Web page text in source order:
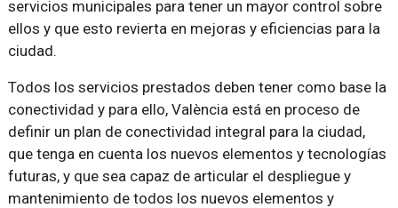
servicios municipales para tener un mayor control sobre
ellos y que esto revierta en mejoras y eficiencias para la
ciudad.
Todos los servicios prestados deben tener como base la
conectividad y para ello, València está en proceso de
definir un plan de conectividad integral para la ciudad,
que tenga en cuenta los nuevos elementos y tecnologías
futuras, y que sea capaz de articular el despliegue y
mantenimiento de todos los nuevos elementos y